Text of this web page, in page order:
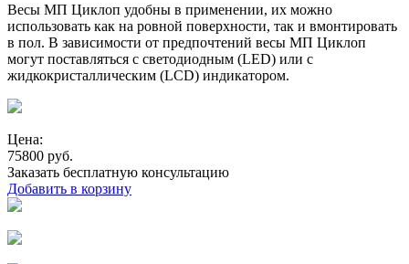
Весы МП Циклоп удобны в применении, их можно
использовать как на ровной поверхности, так и вмонтировать
в пол. В зависимости от предпочтений весы МП Циклоп
могут поставляться с светодиодным (LED) или с
жидкокристаллическим (LCD) индикатором.
Цена:
75800 руб.
Заказать бесплатную консультацию
Добавить в корзину